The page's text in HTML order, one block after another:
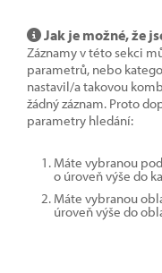
Jak je možné, že
Záznamy v této sekci
parametrů, nebo
nastavil/a takovou
žádný záznam. Proto
parametry hledání:
Máte vybranou
o úroveň výše do
Máte vybranou
úroveň výše do